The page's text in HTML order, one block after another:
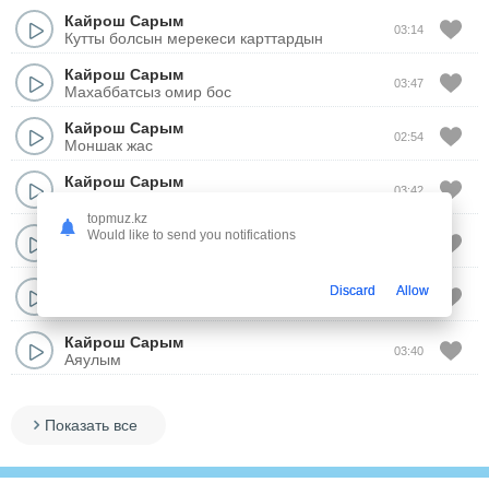
Кайрош Сарым
Кутты болсын мерекеси карттардын
03:14
Кайрош Сарым
Махаббатсыз омир бос
03:47
Кайрош Сарым
Моншак жас
02:54
Кайрош Сарым
03:42
Кайрош Сарым
04:03
Кайрош Сарым
Аяулым
03:40
Показать все
topmuz.kz
Would like to send you notifications
Discard Allow